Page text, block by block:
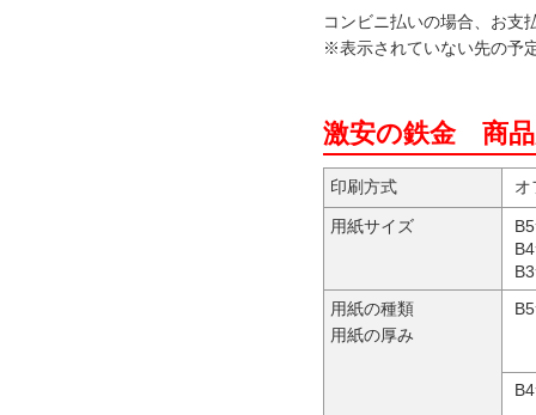
コンビニ払いの場合、お支
※表示されていない先の予
激安の鉄金 商
印刷方式 オ
用紙サイズ
用紙の種類
用紙の厚み